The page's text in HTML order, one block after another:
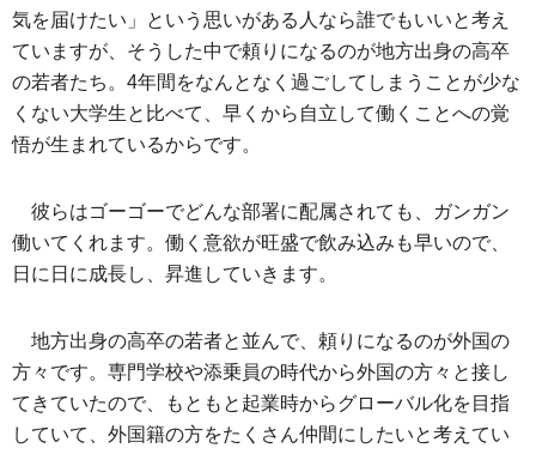
気を届けたい」という思いがある人なら誰でもいいと考え
ていますが、そうした中で頼りになるのが地方出身の高卒
の若者たち。4年間をなんとなく過ごしてしまうことが少な
くない大学生と比べて、早くから自立して働くことへの覚
悟が生まれているからです。
彼らはゴーゴーでどんな部署に配属されても、ガンガン
働いてくれます。働く意欲が旺盛で飲み込みも早いので、
日に日に成長し、昇進していきます。
地方出身の高卒の若者と並んで、頼りになるのが外国の
方々です。専門学校や添乗員の時代から外国の方々と接し
てきていたので、もともと起業時からグローバル化を目指
していて、外国籍の方をたくさん仲間にしたいと考えてい